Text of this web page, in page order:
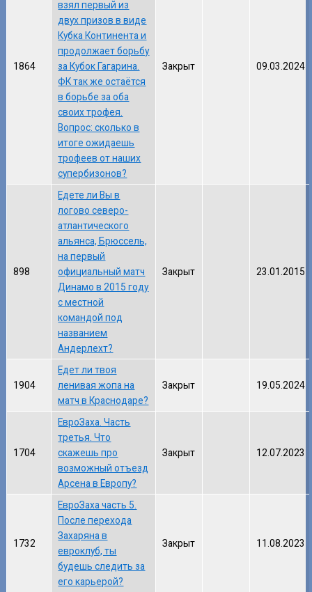
1864
взял первый из
двух призов в виде
Кубка Континента и
продолжает борьбу
за Кубок Гагарина.
ФК так же остаётся
в борьбе за оба
своих трофея.
Вопрос: сколько в
итоге ожидаешь
трофеев от наших
супербизонов?
Закрыт 09.03.2024
898
Едете ли Вы в
логово северо-
атлантического
альянса, Брюссель,
на первый
официальный матч
Динамо в 2015 году
с местной
командой под
названием
Андерлехт?
Закрыт 23.01.2015
1904
Едет ли твоя
ленивая жопа на
матч в Краснодаре?
Закрыт 19.05.2024
1704
ЕвроЗаха. Часть
третья. Что
скажешь про
возможный отъезд
Арсена в Европу?
Закрыт 12.07.2023
1732
ЕвроЗаха часть 5.
После перехода
Захаряна в
евроклуб, ты
будешь следить за
его карьерой?
Закрыт 11.08.2023